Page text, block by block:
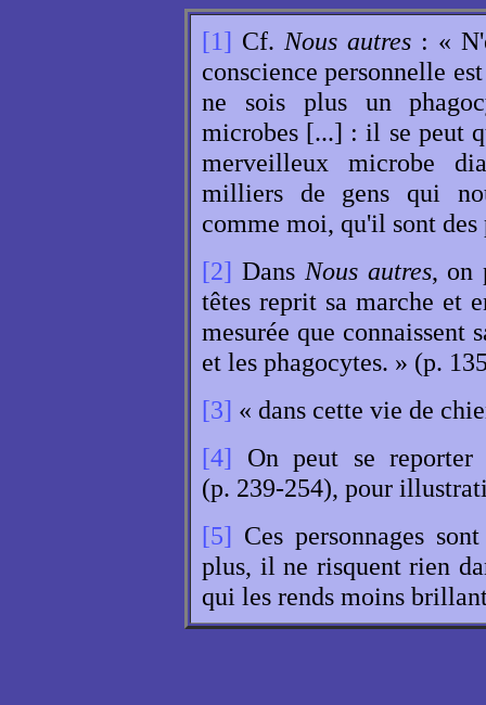
[1] Cf. Nous autres: «
conscience personnelle
ne sois plus un
microbes [...] : il se peut
merveilleux microbe
milliers de gens qui
comme moi, qu'il sont
[2] Dans Nous autres, on
têtes reprit sa marche et
mesurée que connaissent
et les phagocytes. » (p.
[3] « dans cette vie de
[4] On peut se
(p. 239-254), pour
[5] Ces personnages
plus, il ne risquent rien
qui les rends moins